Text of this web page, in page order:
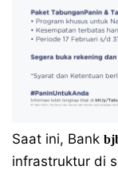
Saat ini, Bank
infrastruktur di